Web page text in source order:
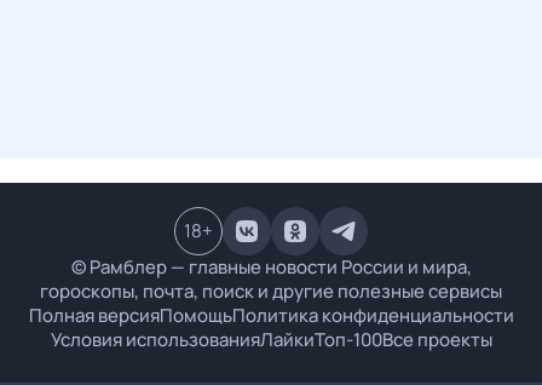
© Рамблер — главные новости России и мира,
гороскопы, почта, поиск и другие полезные сервисы
Полная версияПомощьПолитика конфиденциальности
Условия использованияЛайкиТоп-100Все проекты
18+